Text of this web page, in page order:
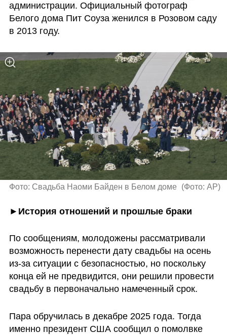
администрации. Официальный фотограф
Белого дома Пит Соуза женился в Розовом саду
в 2013 году.
Фото: Свадьба Наоми Байден в Белом доме (Фото: AP)
►История отношений и прошлые браки
По сообщениям, молодожены рассматривали
возможность перенести дату свадьбы на осень
из-за ситуации с безопасностью, но поскольку
конца ей не предвидится, они решили провести
свадьбу в первоначально намеченный срок.
Пара обручилась в декабре 2025 года. Тогда
именно президент США сообщил о помолвке